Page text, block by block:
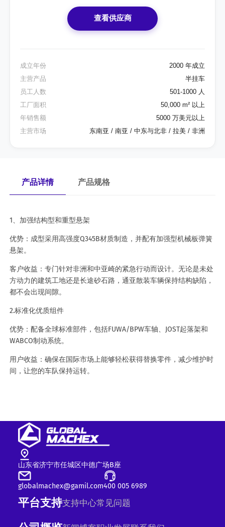
查看供应商
成立年份
2000 年成立
主营产品
半挂车
员工人数
501-1000 人
工厂面积
50,000 m² 以上
年销售额
5000 万美元以上
主营市场
东南亚 / 南亚 / 中东与北非 / 拉美 / 非洲
产品详情 产品规格
1、加强结构型和重型悬架
优势：成型采用高强度Q345B材质制造，并配有加强型机械板弹簧
悬架。
客户收益：专门针对非洲和中亚崎的紧急行动而设计。无论是未处
方动力的建筑工地还是长途砂石路，通亚散装车辆保持结构缺陷，
都不会出现间隙。
2.标准化优质组件
优势：配备全球标准部件，包括FUWA/BPW车轴、JOST起落架和
WABCO制动系统。
用户收益：确保在国际市场上能够轻松获得替换零件，减少维护时
间，让您的车队保持运转。
山东省济宁市任城区中德广场B座
globalmachex@gamil.com400 005 6989
平台支持支持中心常见问题